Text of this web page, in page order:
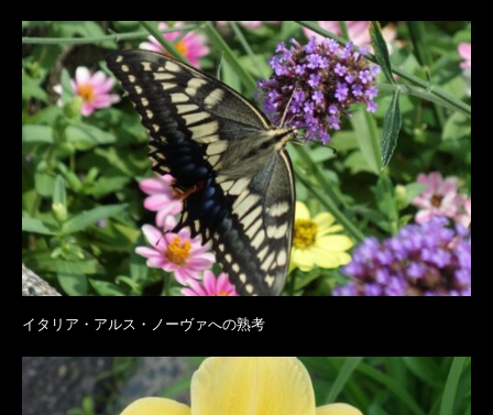
イタリア・アルス・ノーヴァへの熟考